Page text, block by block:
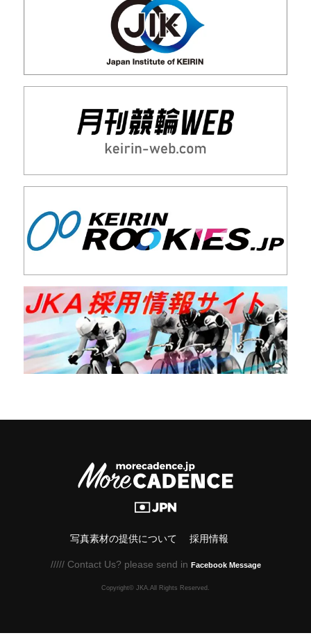
写真素材の提供について 採用情報
///// Contact Us? please send in Facebook Message
Copyright© JKA.All Rights Reserved.